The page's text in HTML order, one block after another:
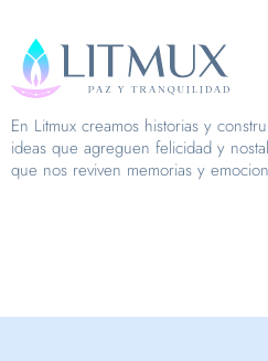
En Litmux creamos historias y
ideas que agreguen felicidad y
que nos reviven memorias y